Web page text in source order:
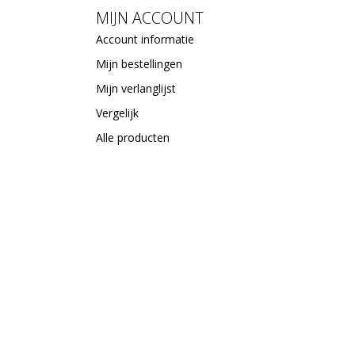
MIJN ACCOUNT
Account informatie
Mijn bestellingen
Mijn verlanglijst
Vergelijk
Alle producten